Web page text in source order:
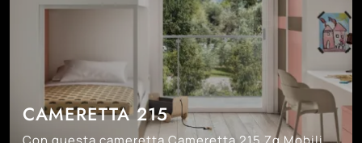
CAMERETTA 215